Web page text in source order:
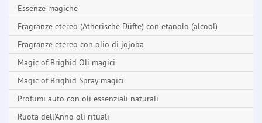
Essenze magiche
Fragranze etereo (Ätherische Düfte) con etanolo (alcool)
Fragranze etereo con olio di jojoba
Magic of Brighid Oli magici
Magic of Brighid Spray magici
Profumi auto con oli essenziali naturali
Ruota dell'Anno oli rituali